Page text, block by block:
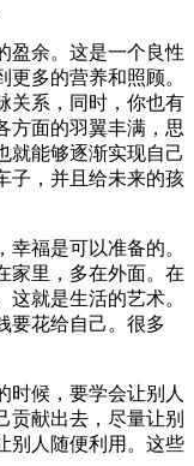
盈余。这是一个良性
多的营养和照顾。
关系，同时，你也有
方面的羽翼丰满，思
就能够逐渐实现自己
子，并且给未来的孩
福是可以准备的。
家里，多在外面。在
就是生活的艺术。
要花给自己。很多
时候，要学会让别人
贡献出去，尽量让别
别人随便利用。这些